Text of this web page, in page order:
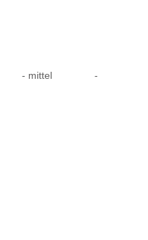
- mittel
-